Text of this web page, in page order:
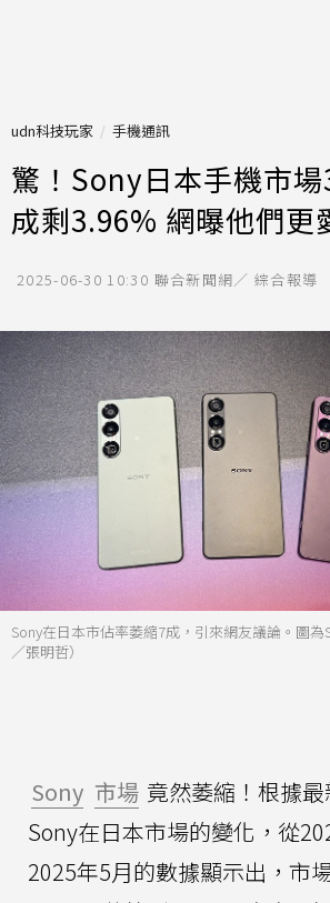
udn科技玩家 手機通訊
驚！Sony日本手機市
成剩3.96% 網曝他們更
2025-06-30 10:30 聯合新聞網／ 綜合報導
Sony在日本市佔率萎縮7成，引來網友議論。圖為
／張明哲）
Sony 市場 竟然萎縮！根據最
Sony在日本市場的變化，從
2025年5月的數據顯示出，市